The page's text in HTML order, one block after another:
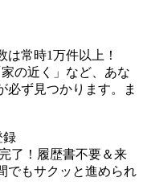
常時1万件以上！
の近く」など、あな
必ず見つかります。ま
録
了！履歴書不要＆来
でもサクッと進められ